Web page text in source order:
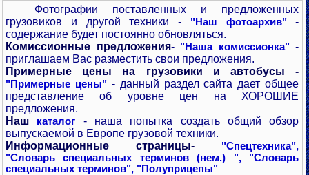
Фотографии поставленных и предложенных
грузовиков и другой техники -
"Наш фотоархив"-
содержание будет постоянно обновляться.
Комиссионные предложения- "Наша комиссионка"-
приглашаем Вас разместить свои предложения.
Примерные цены на грузовики и автобусы -
"Примерные цены"- данный раздел сайта дает общее
представление об уровне цен на ХОРОШИЕ
предложения.
Наш
каталог - наша попытка создать общий обзор
выпускаемой в Европе грузовой техники.
Информационные страницы- "Спецтехника",
"Словарь специальных терминов (нем.) ", "Словарь
специальных терминов", "Полуприцепы"